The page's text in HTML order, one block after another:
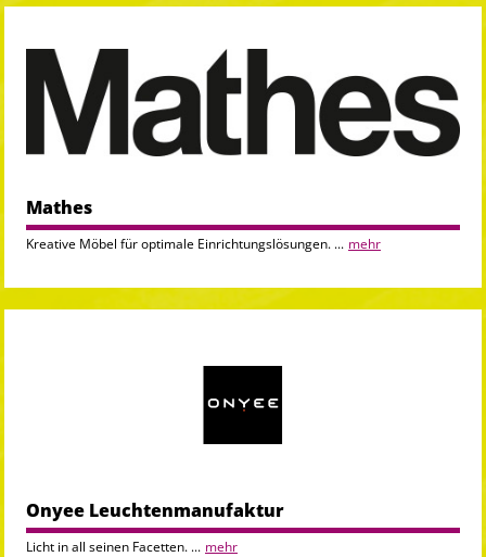
Mathes
Kreative Möbel für optimale Einrichtungslösungen. ... mehr
Onyee Leuchtenmanufaktur
Licht in all seinen Facetten. ... mehr